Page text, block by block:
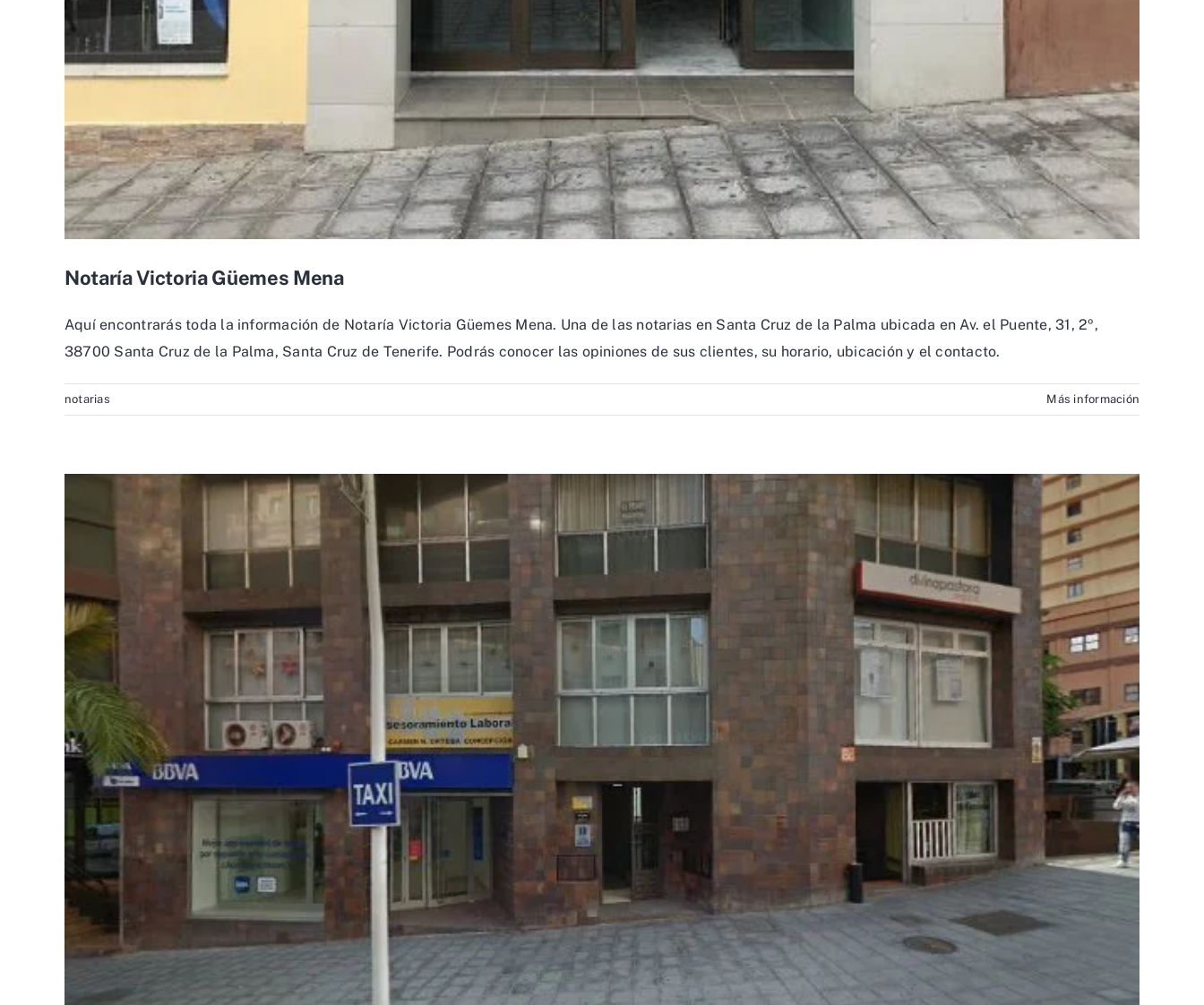
Notaría Victoria Güemes Mena
Aquí encontrarás toda la información de Notaría Victoria Güemes Mena. Una de las notarias en Santa Cruz de la Palma ubicada en Av. el Puente, 31, 2º,
38700 Santa Cruz de la Palma, Santa Cruz de Tenerife. Podrás conocer las opiniones de sus clientes, su horario, ubicación y el contacto.
notarias Más información